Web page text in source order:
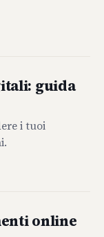
guida
i tuoi
online